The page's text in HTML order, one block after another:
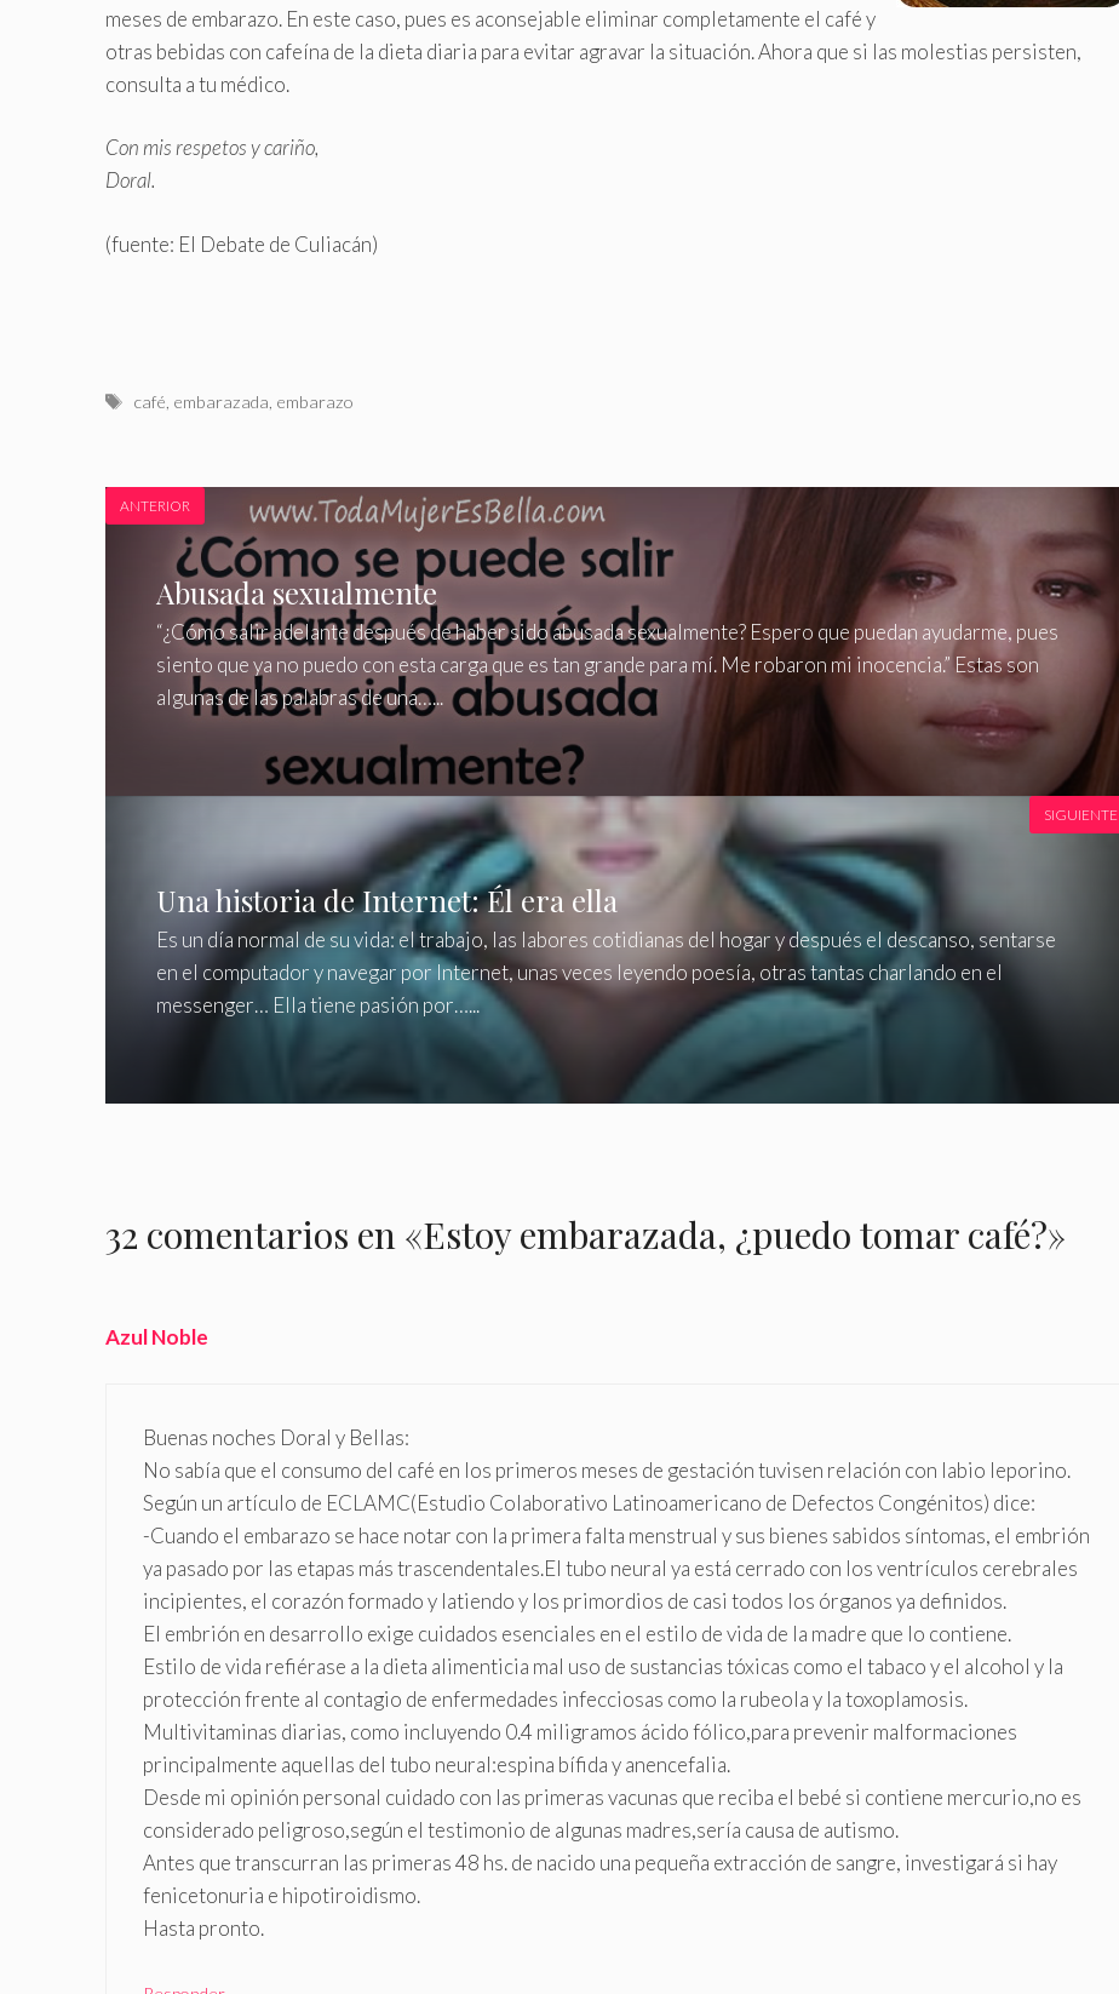
meses de embarazo. En este caso, pues es aconsejable eliminar completamente el café y
otras bebidas con cafeína de la dieta diaria para evitar agravar la situación. Ahora que si las molestias persisten,
consulta a tu médico.
Con mis respetos y cariño,
Doral.
(fuente: El Debate de Culiacán)
Etiquetas
café embarazada embarazo
ANTERIOR
Abusada sexualmente
“¿Cómo salir adelante después de haber sido abusada sexualmente? Espero que puedan ayudarme, pues
siento que ya no puedo con esta carga que es tan grande para mí. Me robaron mi inocencia.” Estas son
algunas de las palabras de una…...
Una historia de Internet: Él era ella
Es un día normal de su vida: el trabajo, las labores cotidianas del hogar y después el descanso, sentarse
en el computador y navegar por Internet, unas veces leyendo poesía, otras tantas charlando en el
messenger… Ella tiene pasión por…...
SIGUIENTE
32 comentarios en «Estoy embarazada, ¿puedo tomar café?»
Azul Noble
Buenas noches Doral y Bellas:
No sabía que el consumo del café en los primeros meses de gestación tuvisen relación con labio leporino.
Según un artículo de ECLAMC(Estudio Colaborativo Latinoamericano de Defectos Congénitos) dice:
-Cuando el embarazo se hace notar con la primera falta menstrual y sus bienes sabidos síntomas, el embrión
ya pasado por las etapas más trascendentales.El tubo neural ya está cerrado con los ventrículos cerebrales
incipientes, el corazón formado y latiendo y los primordios de casi todos los órganos ya definidos.
El embrión en desarrollo exige cuidados esenciales en el estilo de vida de la madre que lo contiene.
Estilo de vida refiérase a la dieta alimenticia mal uso de sustancias tóxicas como el tabaco y el alcohol y la
protección frente al contagio de enfermedades infecciosas como la rubeola y la toxoplamosis.
Multivitaminas diarias, como incluyendo 0.4 miligramos ácido fólico,para prevenir malformaciones
principalmente aquellas del tubo neural:espina bífida y anencefalia.
Desde mi opinión personal cuidado con las primeras vacunas que reciba el bebé si contiene mercurio,no es
considerado peligroso,según el testimonio de algunas madres,sería causa de autismo.
Antes que transcurran las primeras 48 hs. de nacido una pequeña extracción de sangre, investigará si hay
fenicetonuria e hipotiroidismo.
Hasta pronto.